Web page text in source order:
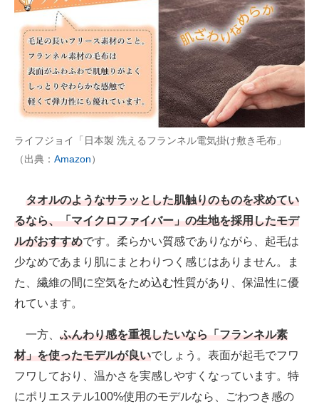
ライフジョイ「日本製 洗えるフランネル電気掛け敷き毛布」
（出典： Amazon）
タオルのようなサラッとした肌触りのものを求めてい
るなら、「マイクロファイバー」の生地を採用したモデ
ルがおすすめです。柔らかい質感でありながら、起毛は
少なめであまり肌にまとわりつく感じはありません。ま
た、繊維の間に空気をため込む性質があり、保温性に優
れています。
一方、 ふんわり感を重視したいなら「フランネル素
材」を使ったモデルが良いでしょう。表面が起毛でフワ
フワしており、温かさを実感しやすくなっています。特
にポリエステル100%使用のモデルなら、ごわつき感の